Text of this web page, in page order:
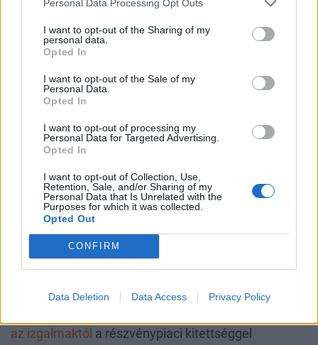
Personal Data Processing Opt Outs
I want to opt-out of the Sharing of my
personal data.
Opted In
I want to opt-out of the Sale of my
Personal Data.
Opted In
I want to opt-out of processing my
Personal Data for Targeted Advertising.
Opted In
I want to opt-out of Collection, Use,
Retention, Sale, and/or Sharing of my
Personal Data that Is Unrelated with the
Purposes for which it was collected.
Opted Out
CONFIRM
Data Deletion Data Access Privacy Policy
milliárd forint feletti volumennel bíró
részvényalapokból összesen mintegy 300 milliárd
forintot kezel a tíz legnagyobb méretű régiós alap.
Az elemzésben az alapok lakossági, lehetőség
szerint "A" sorozatait szerepeltetjük.
az izgalmaktól a részvénypiaci kitettséggel